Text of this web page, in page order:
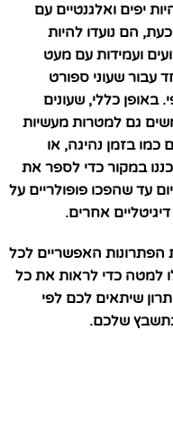
יפים ואלגנטיים עם
הם נועדו להיות
ועמידות עם מעט
עבור שעוני ספורט
באופן כללי, שעונים
גם למטרות מעשיות
בזמן נהיגה, או
במקור כדי לספר את
עד שהפכו פופולריים על
אחרים.
הפתרונות האפשריים לכל
למטה כדי לראות את כל
שיתאים לכם לפי
שלכם.